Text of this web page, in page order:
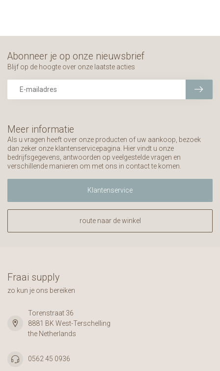
Meer informatie
Als u vragen heeft over onze producten of uw aankoop, bezoek
dan zeker onze klantenservicepagina. Hier vindt u onze
bedrijfsgegevens, antwoorden op veelgestelde vragen en
verschillende manieren om met ons in contact te komen.
Klantenservice
route naar de winkel
Abonneer je op onze nieuwsbrief
Blijf op de hoogte over onze laatste acties
Fraai supply
zo kun je ons bereiken
Torenstraat 36
8881 BK West-Terschelling
the Netherlands
0562 45 0936